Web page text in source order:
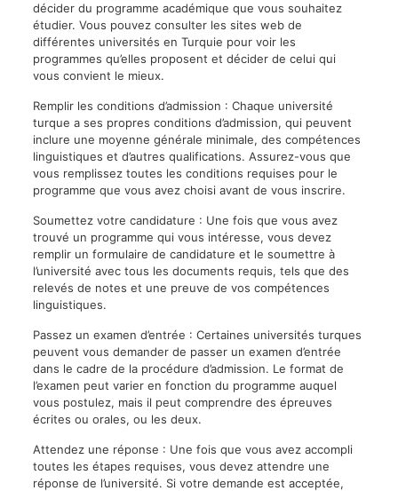
décider du programme académique que vous souhaitez
étudier. Vous pouvez consulter les sites web de
différentes universités en Turquie pour voir les
programmes qu’elles proposent et décider de celui qui
vous convient le mieux.
Remplir les conditions d’admission : Chaque université
turque a ses propres conditions d’admission, qui peuvent
inclure une moyenne générale minimale, des compétences
linguistiques et d’autres qualifications. Assurez-vous que
vous remplissez toutes les conditions requises pour le
programme que vous avez choisi avant de vous inscrire.
Soumettez votre candidature : Une fois que vous avez
trouvé un programme qui vous intéresse, vous devez
remplir un formulaire de candidature et le soumettre à
l’université avec tous les documents requis, tels que des
relevés de notes et une preuve de vos compétences
linguistiques.
Passez un examen d’entrée : Certaines universités turques
peuvent vous demander de passer un examen d’entrée
dans le cadre de la procédure d’admission. Le format de
l’examen peut varier en fonction du programme auquel
vous postulez, mais il peut comprendre des épreuves
écrites ou orales, ou les deux.
Attendez une réponse : Une fois que vous avez accompli
toutes les étapes requises, vous devez attendre une
réponse de l’université. Si votre demande est acceptée,